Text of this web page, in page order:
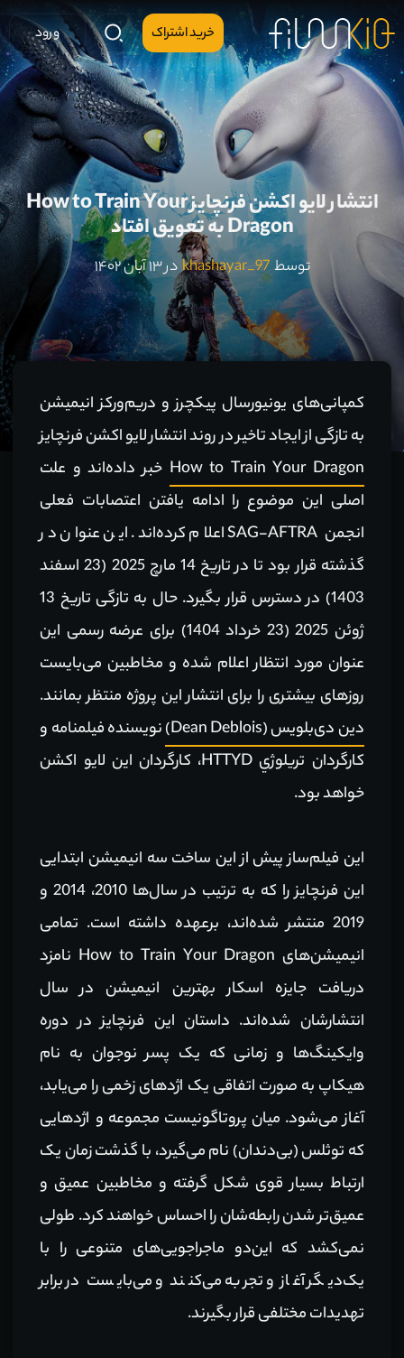
خرید اشتراک ورود
انتشار لایو اکشن فرنچایز How to Train Your
Dragon به تعویق افتاد
توسط khashayar_97در ۱۳ آبان ۱۴۰۲
کمپانی‌های یونیورسال پیکچرز و دریم‌ورکز انیمیشن
به تازگی از ایجاد تاخیر در روند انتشار لایو اکشن فرنچایز
How to Train Your Dragon خبر داده‌اند و علت
اصلی این موضوع را ادامه یافتن اعتصابات فعلی
انجمن SAG-AFTRA اعلام کرده‌اند. این عنوان در
گذشته قرار بود تا در تاریخ 14 مارچ 2025 (23 اسفند
1403) در دسترس قرار بگیرد. حال به تازگی تاریخ 13
ژوئن 2025 (23 خرداد 1404) برای عرضه رسمی این
عنوان مورد انتظار اعلام شده و مخاطبین می‌بایست
روزهای بیشتری را برای انتشار این پروژه منتظر بمانند.
دین دی‌بلویس (Dean Deblois)
نویسنده فیلمنامه و
کارگردان تریلوژي HTTYD، کارگردان این لایو اکشن
خواهد بود.
این فیلم‌ساز پیش از این ساخت سه انیمیشن ابتدایی
این فرنچایز را که به ترتیب در سال‌ها 2010، 2014 و
2019 منتشر شده‌اند، برعهده داشته است. تمامی
انیمیشن‌های How to Train Your Dragon نامزد
دریافت جایزه اسکار بهترین انیمیشن در سال
انتشارشان شده‌اند. داستان این فرنچایز در دوره
وایکینگ‌ها و زمانی که یک پسر نوجوان به نام
هیکاپ به صورت اتفاقی یک اژدهای زخمی را می‌یابد،
آغاز می‌شود. میان پروتاگونیست مجموعه و اژدهایی
که توثلس (بی‌دندان) نام می‌گیرد، با گذشت زمان یک
ارتباط بسیار قوی شکل گرفته و مخاطبین عمیق و
عمیق‌تر شدن رابطه‌شان را احساس خواهند کرد. طولی
نمی‌کشد که این‌دو ماجراجویی‌های متنوعی را با
یک‌دیگر آغاز و تجربه می‌کنند و می‌بایست در برابر
تهدیدات مختلفی قرار بگیرند.